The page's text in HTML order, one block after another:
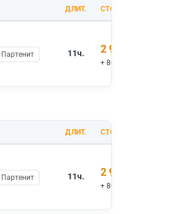
ДЛИТ. СТОИМОСТЬ
Партенит
11ч. 2 900 ₽
+ 800 ₽ вх.билеты
ДЛИТ. СТОИМОСТЬ
Партенит
11ч. 2 900 ₽
+ 800 ₽ вх.билеты